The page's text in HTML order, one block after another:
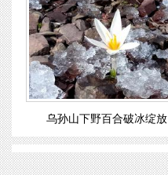
乌孙山下野百合破冰绽放